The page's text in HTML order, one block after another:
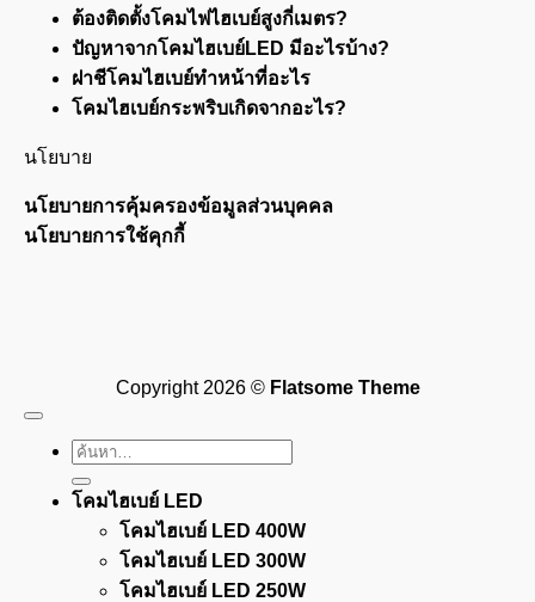
ต้องติดตั้งโคมไฟไฮเบย์สูงกี่เมตร?
ปัญหาจากโคมไฮเบย์LED มีอะไรบ้าง?
ฝาชีโคมไฮเบย์ทำหน้าที่อะไร
โคมไฮเบย์กระพริบเกิดจากอะไร?
นโยบาย
นโยบายการคุ้มครองข้อมูลส่วนบุคคล
นโยบายการใช้คุกกี้
On
Copyright 2026 © Flatsome Theme
ค้นหา:
โคมไฮเบย์ LED
โคมไฮเบย์ LED 400W
โคมไฮเบย์ LED 300W
โคมไฮเบย์ LED 250W